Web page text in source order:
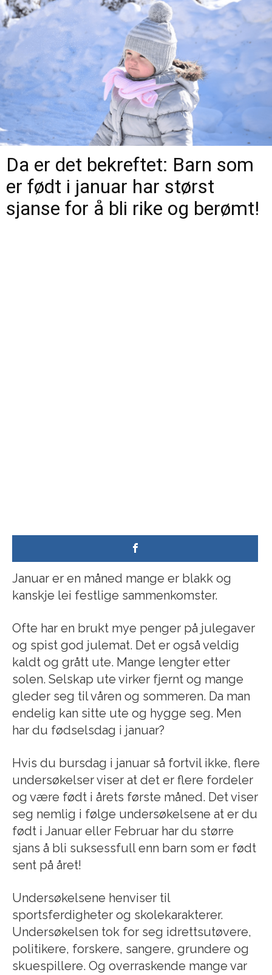
Da er det bekreftet: Barn som
er født i januar har størst
sjanse for å bli rike og berømt!
Januar er en måned mange er blakk og
kanskje lei festlige sammenkomster.
Ofte har en brukt mye penger på julegaver
og spist god julemat. Det er også veldig
kaldt og grått ute. Mange lengter etter
solen. Selskap ute virker fjernt og mange
gleder seg til våren og sommeren. Da man
endelig kan sitte ute og hygge seg. Men
har du fødselsdag i januar?
Hvis du bursdag i januar så fortvil ikke, flere
undersøkelser viser at det er flere fordeler
og være født i årets første måned. Det viser
seg nemlig i følge undersøkelsene at er du
født i Januar eller Februar har du større
sjans å bli suksessfull enn barn som er født
sent på året!
Undersøkelsene henviser til
sportsferdigheter og skolekarakterer.
Undersøkelsen tok for seg idrettsutøvere,
politikere, forskere, sangere, grundere og
skuespillere. Og overraskende mange var